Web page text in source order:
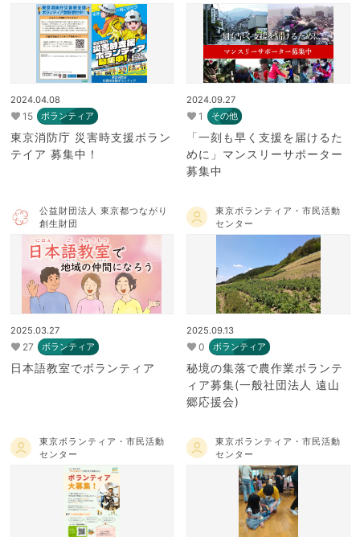
2024.04.08
15 ボランティア
東京消防庁 災害時支援ボラン
テイア 募集中！
2024.09.27
1 その他
「一刻も早く支援を届けるた
めに」マンスリーサポーター
募集中
公益財団法人 東京都つながり
創生財団
2025.03.27
27 ボランティア
日本語教室でボランティア
東京ボランティア・市民活動
センター
2025.09.13
0 ボランティア
秘境の集落で農作業ボランテ
ィア募集(一般社団法人 遠山
郷応援会)
東京ボランティア・市民活動
センター
東京ボランティア・市民活動
センター